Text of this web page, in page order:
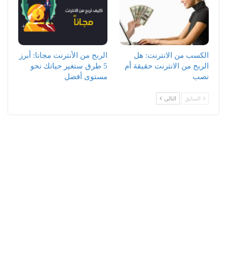
الكسب من الانترنت: هل
الربح من الانترنت حقيقة أم
نصب
الربح من الأنترنت مجانا: أبرز
5 طرق ستغير حياتك نحو
مستوى أفضل
السابق التالي